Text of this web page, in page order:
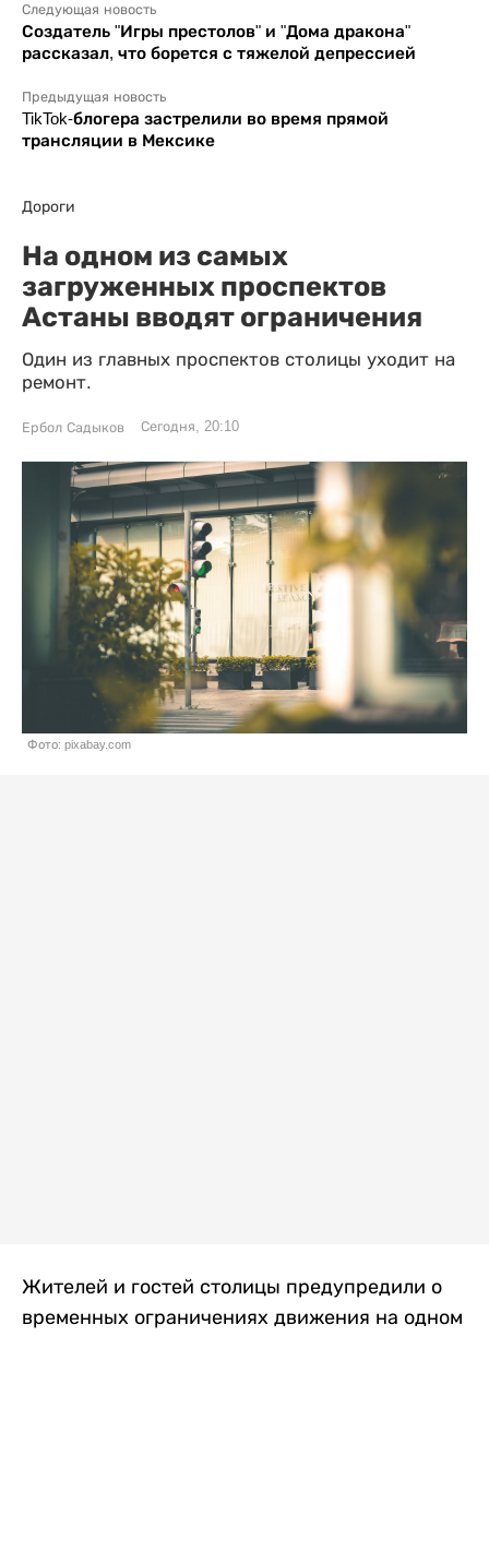
Следующая новость
Создатель "Игры престолов" и "Дома дракона"
рассказал, что борется с тяжелой депрессией
Предыдущая новость
TikTok-блогера застрелили во время прямой
трансляции в Мексике
Дороги
На одном из самых
загруженных проспектов
Астаны вводят ограничения
Один из главных проспектов столицы уходит на
ремонт.
Ербол Садыков Сегодня, 20:10
Фото: pixabay.com
Жителей и гостей столицы предупредили о
временных ограничениях движения на одном